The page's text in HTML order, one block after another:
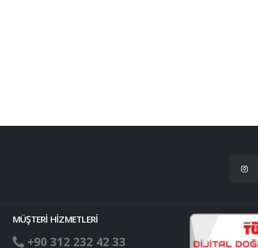
MÜŞTERİ HİZMETLERİ
+90 312 232 42 33